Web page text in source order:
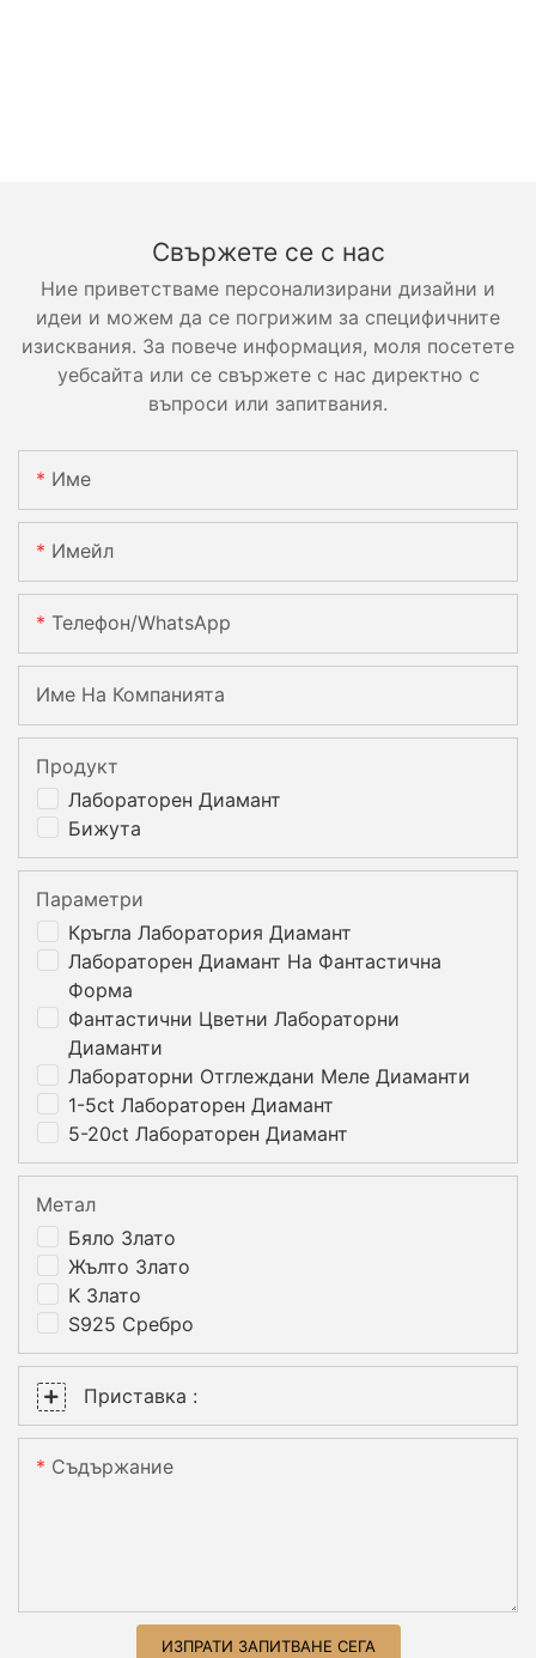
Свържете се с нас
Ние приветстваме персонализирани дизайни и
идеи и можем да се погрижим за специфичните
изисквания. За повече информация, моля посетете
уебсайта или се свържете с нас директно с
въпроси или запитвания.
Име
Имейл
Телефон/WhatsApp
Име На Компанията
Лабораторен Диамант
Бижута
Продукт
Кръгла Лаборатория Диамант
Лабораторен Диамант На Фантастична
Форма
Фантастични Цветни Лабораторни
Диаманти
Лабораторни Отглеждани Меле Диаманти
1-5ct Лабораторен Диамант
5-20ct Лабораторен Диамант
Параметри
Бяло Злато
Жълто Злато
K Злато
S925 Сребро
Метал
Приставка :
Съдържание
ИЗПРАТИ ЗАПИТВАНЕ СЕГА